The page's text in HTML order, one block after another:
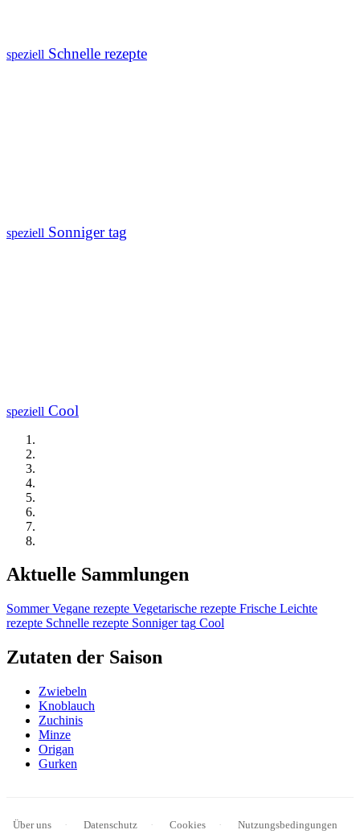
speziell Schnelle rezepte
speziell Sonniger tag
speziell Cool
Aktuelle Sammlungen
Sommer Vegane rezepte Vegetarische rezepte Frische Leichte
rezepte Schnelle rezepte Sonniger tag Cool
Zutaten der Saison
Zwiebeln
Knoblauch
Zuchinis
Minze
Origan
Gurken
Über uns Datenschutz Cookies Nutzungsbedingungen